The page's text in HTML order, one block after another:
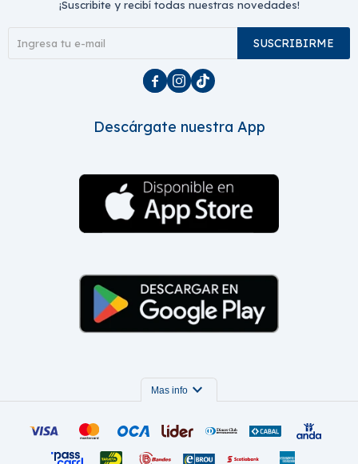
¡Suscribite y recibí todas nuestras novedades!
SUSCRIBIRME
  
Descárgate nuestra App
Mas info expand_more